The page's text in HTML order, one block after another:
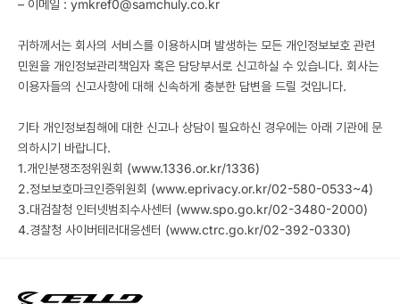
– 이메일 : ymkref0@samchuly.co.kr
귀하께서는 회사의 서비스를 이용하시며 발생하는 모든 개인정보보호 관련
민원을 개인정보관리책임자 혹은 담당부서로 신고하실 수 있습니다. 회사는
이용자들의 신고사항에 대해 신속하게 충분한 답변을 드릴 것입니다.
기타 개인정보침해에 대한 신고나 상담이 필요하신 경우에는 아래 기관에 문
의하시기 바랍니다.
1.개인분쟁조정위원회 (www.1336.or.kr/1336)
2.정보보호마크인증위원회 (www.eprivacy.or.kr/02-580-0533~4)
3.대검찰청 인터넷범죄수사센터 (www.spo.go.kr/02-3480-2000)
4.경찰청 사이버테러대응센터 (www.ctrc.go.kr/02-392-0330)